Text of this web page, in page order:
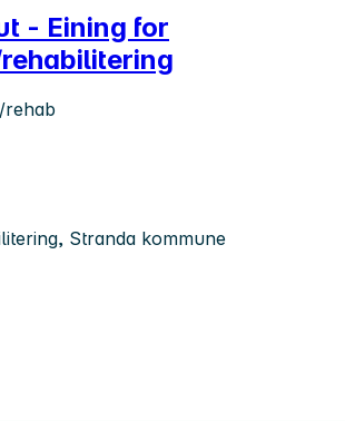
- Eining for
rehab
Stranda kommune